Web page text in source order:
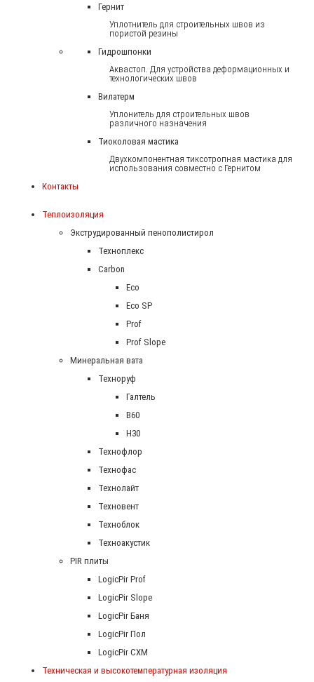
Гернит
Уплотнитель для строительных швов из
пористой резины
Гидрошпонки
Аквастоп. Для устройства деформационных и
технологических швов
Вилатерм
Уплонитель для строительных швов
различного назначения
Тиоколовая мастика
Двухкомпонентная тиксотропная мастика для
использования совместно с Гернитом
Контакты
Теплоизоляция
Экструдированный пенополистирол
Техноплекс
Carbon
Eco
Eco SP
Prof
Prof Slope
Минеральная вата
Техноруф
Галтель
В60
Н30
Технофлор
Технофас
Технолайт
Техновент
Техноблок
Техноакустик
PIR плиты
LogicPir Prof
LogicPir Slope
LogicPir Баня
LogicPir Пол
LogicPir СХМ
Техническая и высокотемпературная изоляция